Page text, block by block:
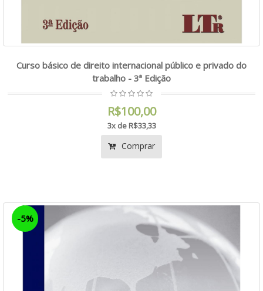
Curso básico de direito internacional público e privado do
trabalho - 3ª Edição
R$100,00
3x de R$33,33
Comprar
-5%